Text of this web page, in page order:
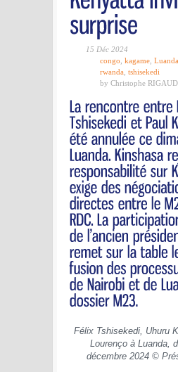
15 Déc 2024
congo kagame Luanda
rwanda tshisekedi
by Christophe RIGAUD
Félix Tshisekedi, Uhuru
Lourenço à Luanda,
décembre 2024 ©